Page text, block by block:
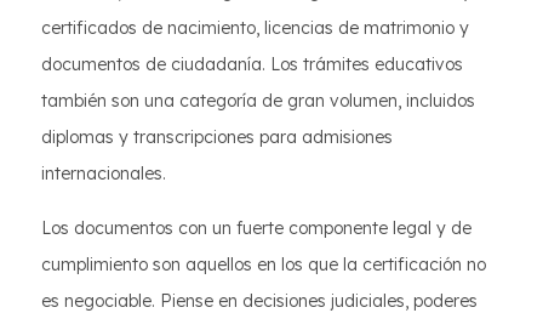
certificados de nacimiento, licencias de matrimonio y
documentos de ciudadanía. Los trámites educativos
también son una categoría de gran volumen, incluidos
diplomas y transcripciones para admisiones
internacionales.
Los documentos con un fuerte componente legal y de
cumplimiento son aquellos en los que la certificación no
es negociable. Piense en decisiones judiciales, poderes